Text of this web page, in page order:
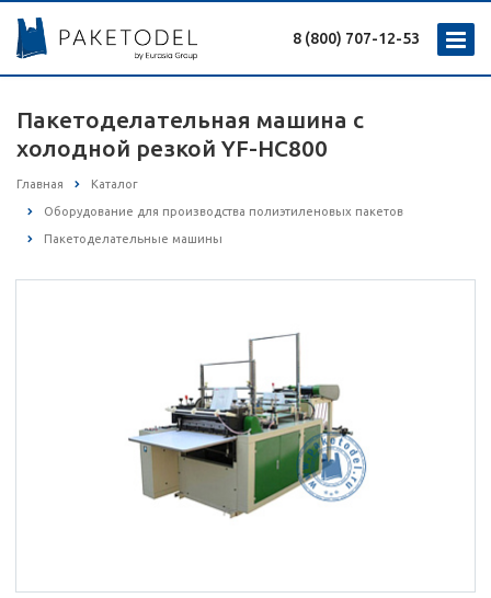
8 (800) 707-12-53
Пакетоделательная машина с
холодной резкой YF-HC800
Главная Каталог
Оборудование для производства полиэтиленовых пакетов
Пакетоделательные машины